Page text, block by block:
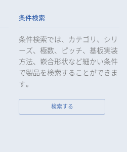
条件検索
条件検索では、カテゴリ、シリ
ーズ、極数、ピッチ、基板実装
方法、嵌合形状など細かい条件
で製品を検索することができま
す。
検索する